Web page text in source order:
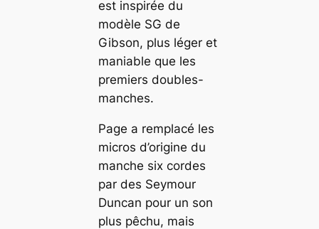
est inspirée du
modèle SG de
Gibson, plus léger et
maniable que les
premiers doubles-
manches.
Page a remplacé les
micros d’origine du
manche six cordes
par des Seymour
Duncan pour un son
plus pêchu, mais